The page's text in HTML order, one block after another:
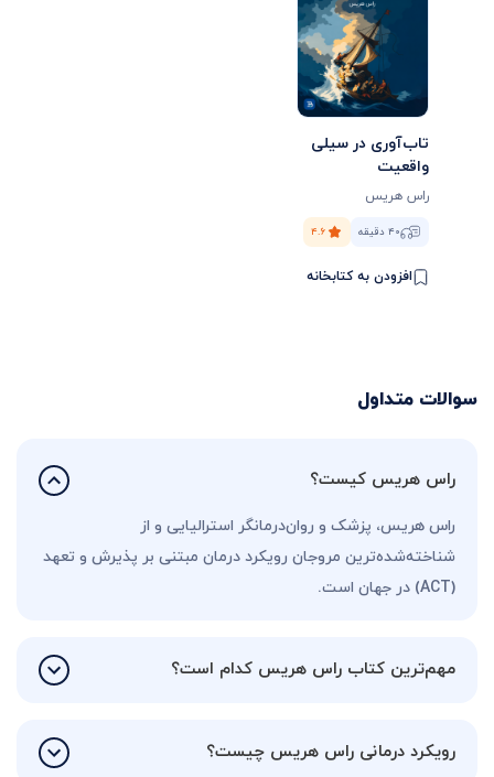
تاب‌آوری در سیلی
واقعیت
راس هریس
۴۰ دقیقه ۴.۶
افزودن به کتابخانه
سوالات متداول
راس هریس کیست؟
راس هریس، پزشک و روان‌درمانگر استرالیایی و از
شناخته‌شده‌ترین مروجان رویکرد درمان مبتنی بر پذیرش و تعهد
(ACT) در جهان است.
مهم‌ترین کتاب راس هریس کدام است؟
رویکرد درمانی راس هریس چیست؟